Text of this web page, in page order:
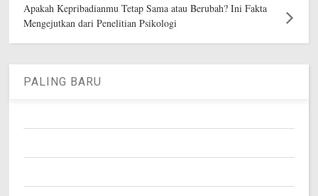
Apakah Kepribadianmu Tetap Sama atau Berubah? Ini Fakta
Mengejutkan dari Penelitian Psikologi
PALING BARU